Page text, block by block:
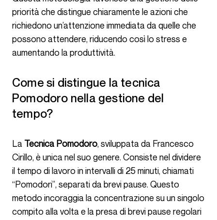
priorità che distingue chiaramente le azioni che
richiedono un’attenzione immediata da quelle che
possono attendere, riducendo così lo stress e
aumentando la produttività.
Come si distingue la tecnica
Pomodoro nella gestione del
tempo?
La Tecnica Pomodoro, sviluppata da Francesco
Cirillo, è unica nel suo genere. Consiste nel dividere
il tempo di lavoro in intervalli di 25 minuti, chiamati
“Pomodori”, separati da brevi pause. Questo
metodo incoraggia la concentrazione su un singolo
compito alla volta e la presa di brevi pause regolari